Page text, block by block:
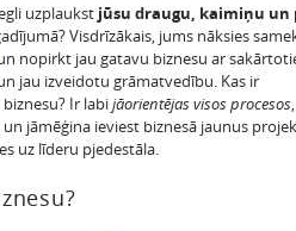
uzplaukst jūsu draugu, kaimiņu un
Visdrīzākais, jums nāksies
nopirkt jau gatavu biznesu ar
jau izveidotu grāmatvedību. Kas ir
Ir labijāorientējas visos procesos
jāmēģina ieviest biznesā jaunus
uz līderu pjedestāla.